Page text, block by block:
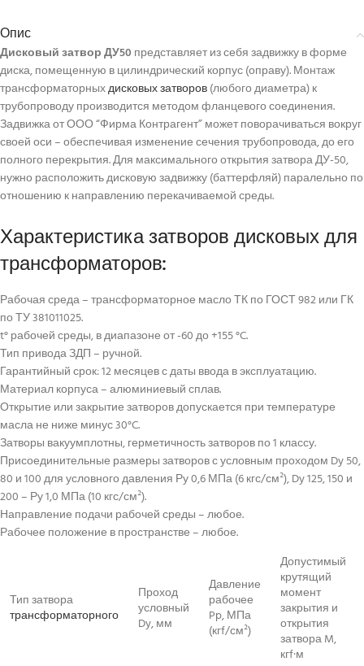
Опис
Дисковый затвор ДУ50 представляет из себя задвижку в форме
диска, помещенную в цилиндрический корпус (оправу). Монтаж
трансформаторныхдисковых затворов(любого диаметра) к
трубопроводу производится методом фланцевого соединения.
Задвижка от ООО “Фирма Контрагент” может поворачиваться вокруг
своей оси – обеспечивая изменение сечения трубопровода, до его
полного перекрытия. Для максимального открытия затвора ДУ-50,
нужно расположить дисковую задвижку (баттерфляй) паралельно по
отношению к направлению перекачиваемой среды.
Характеристика затворов дисковых для
трансформаторов:
Рабочая среда – трансформаторное масло ТК по ГОСТ 982 или ГК
по ТУ 381011025.
t° рабочей среды, в диапазоне от -60 до +155 °C.
Тип привода ЗДП – ручной.
Гарантийный срок: 12 месяцев с даты ввода в эксплуатацию.
Материал корпуса – алюминиевый сплав.
Открытие или закрытие затворов допускается при температуре
масла не ниже минус 30°C.
Затворы вакуумплотны, герметичность затворов по 1 классу.
Присоединительные размеры затворов с условным проходом Dy 50,
80 и 100 для условного давления Ру 0,6 МПа (6 кгс/см²), Dy 125, 150 и
200 – Ру 1,0 МПа (10 кгс/см²).
Направление подачи рабочей среды – любое.
Рабочее положение в пространстве – любое.
Тип затвора
трансформаторного
Проход
условный
Dy, мм
Давление
рабочее
Pp, МПа
(кгf/см²)
Допустимый
крутящий
момент
закрытия и
открытия
затвора M,
кгf·м